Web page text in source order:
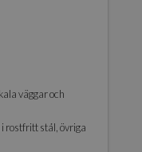
väggar och
rostfritt stål, övriga